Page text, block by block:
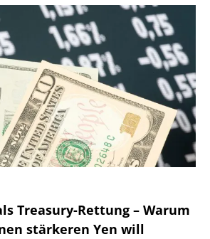
Treasury-Rettung – Warum
stärkeren Yen will